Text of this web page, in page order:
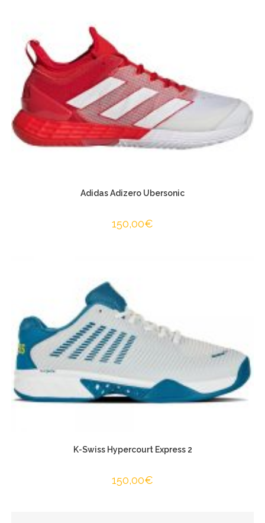
Adidas Adizero Ubersonic
150,00€
K-Swiss Hypercourt Express 2
150,00€